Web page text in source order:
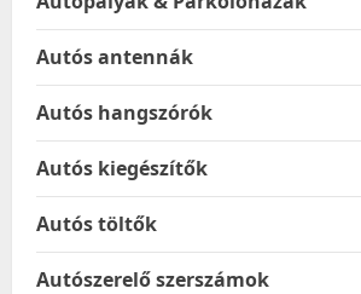
Autós antennák
Autós hangszórók
Autós kiegészítők
Autós töltők
Autószerelő szerszámok